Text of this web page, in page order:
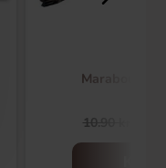
Marabou
10.90 kr